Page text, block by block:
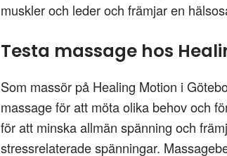
muskler och leder och främjar en
Testa massage hos
Som massör på Healing Motion i
massage för att möta olika behov och
för att minska allmän spänning och
stressrelaterade spänningar.